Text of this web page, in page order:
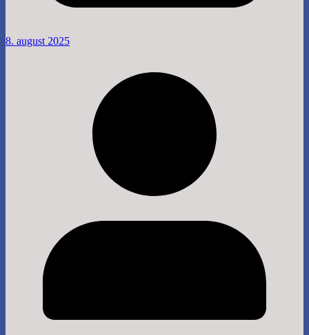
8. august 2025